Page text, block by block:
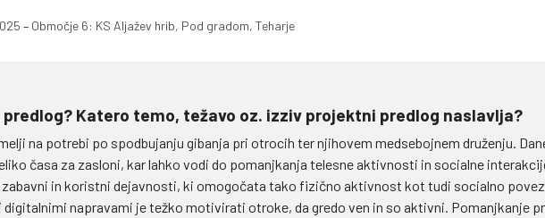
– Območje 6: KS Aljažev hrib, Pod gradom, Teharje
predlog? Katero temo, težavo oz. izziv projektni predlog naslavlja?
na potrebi po spodbujanju gibanja pri otrocih ter njihovem medsebojnem druženju.
časa za zasloni, kar lahko vodi do pomanjkanja telesne aktivnosti in socialne
in koristni dejavnosti, ki omogočata tako fizično aktivnost kot tudi socialno
digitalnimi napravami je težko motivirati otroke, da gredo ven in so aktivni. Pomanjkanje